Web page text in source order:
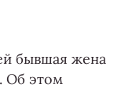
бывшая жена
Об этом